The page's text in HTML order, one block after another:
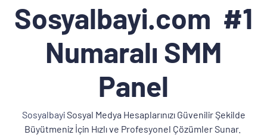
Sosyalbayi.com #1
Numaralı SMM
Panel
SosyalbayiSosyal Medya Hesaplarınızı Güvenilir Şekilde
Büyütmeniz İçin Hızlı ve Profesyonel Çözümler Sunar.